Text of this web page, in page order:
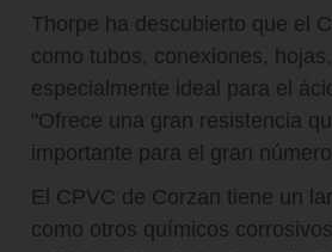
Thorpe ha descubierto que el
como tubos, conexiones,
especialmente ideal para el
"Ofrece una gran resistencia
importante para el gran
El CPVC de Corzan tiene un
como otros químicos